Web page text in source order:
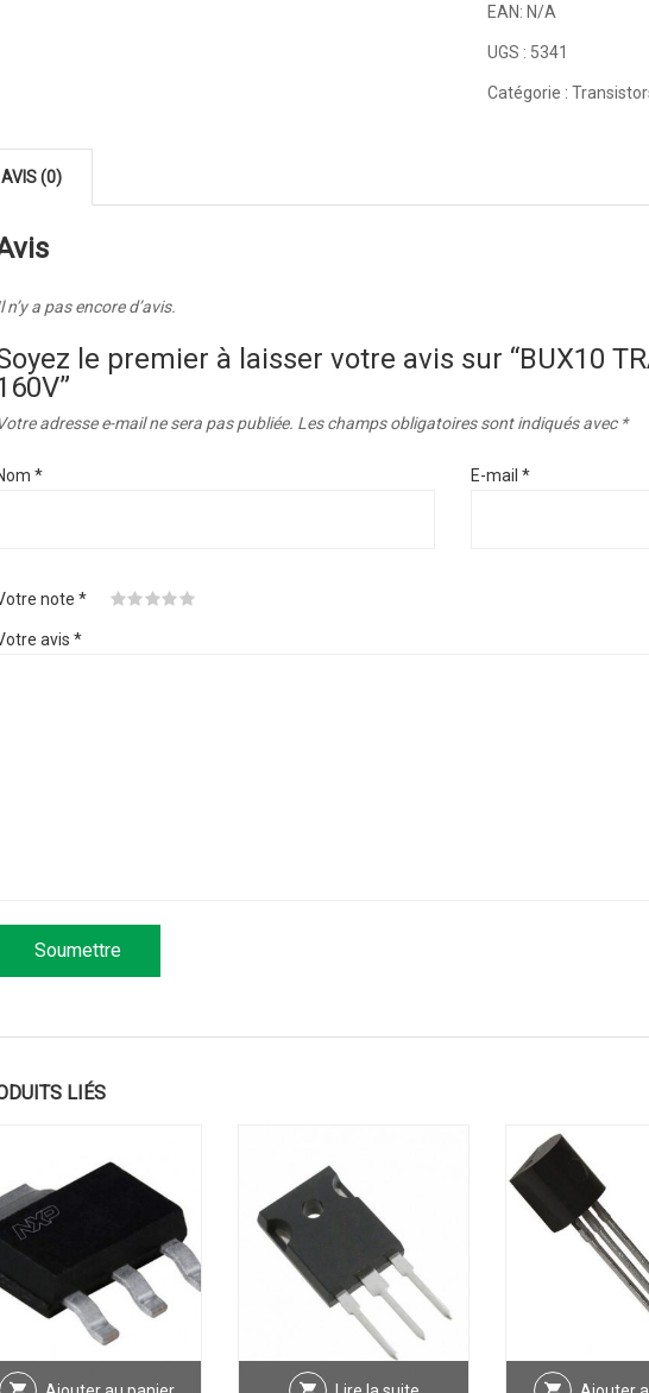
EAN: N/A
UGS : 5341
Catégorie :
AVIS (0)
n’y a pas encore d’avis.
le premier à laisser votre avis sur “BUX10
adresse e-mail ne sera pas publiée. Les champs obligatoires sont indiqués avec *
* E-mail *
note *
avis *
LIÉS